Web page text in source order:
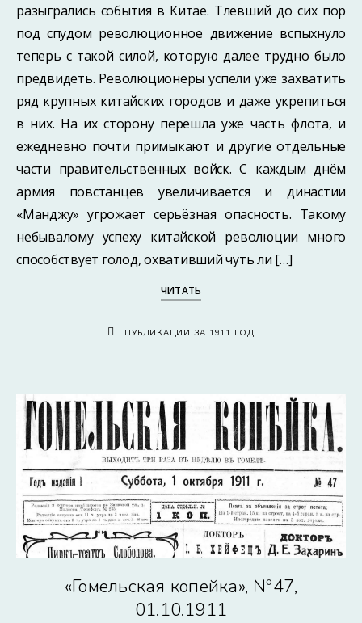
разыгрались события в Китае. Тлевший до сих пор
под спудом революционное движение вспыхнуло
теперь с такой силой, которую далее трудно было
предвидеть. Революционеры успели уже захватить
ряд крупных китайских городов и даже укрепиться
в них. На их сторону перешла уже часть флота, и
ежедневно почти примыкают и другие отдельные
части правительственных войск. С каждым днём
армия повстанцев увеличивается и династии
«Манджу» угрожает серьёзная опасность. Такому
небывалому успеху китайской революции много
способствует голод, охвативший чуть ли […]
ЧИТАТЬ
ПУБЛИКАЦИИ ЗА 1911 ГОД
«Гомельская копейка», №47,
01.10.1911